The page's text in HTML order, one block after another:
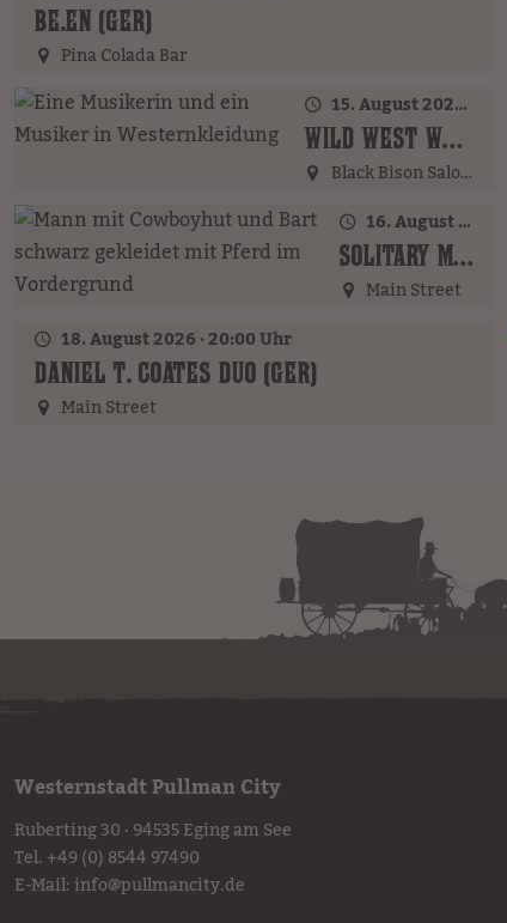
BE.EN (GER)
Pina Colada Bar
15. August 2026 · 22:00 Uhr
WILD WEST WOMAN (GER)
Black Bison Saloon
16. August 2026 · 19:00 Uhr
SOLITARY MAN (GER)
Main Street
18. August 2026 · 20:00 Uhr
DANIEL T. COATES DUO (GER)
Main Street
Westernstadt Pullman City
Ruberting 30 · 94535 Eging am See
Tel.+49 (0) 8544 97490
E-Mail:info@pullmancity.de